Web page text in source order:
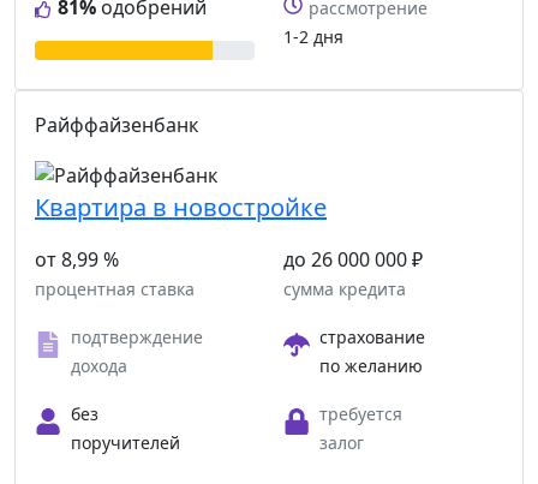
81% одобрений
рассмотрение
1-2 дня
Райффайзенбанк
Квартира в новостройке
от 8,99 %
процентная ставка
до 26 000 000 ₽
сумма кредита
подтверждение
дохода
страхование
по желанию
без
поручителей
требуется
залог